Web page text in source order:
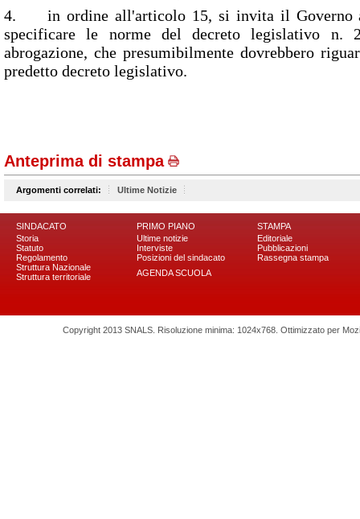
4. in ordine all'articolo 15, si invita il Governo
specificare le norme del decreto legislativo n.
abrogazione, che presumibilmente dovrebbero
predetto decreto legislativo.
Anteprima di stampa
Argomenti correlati: Ultime Notizie
SINDACATO
Storia
Statuto
Regolamento
Struttura Nazionale
Struttura territoriale
PRIMO PIANO
Ultime notizie
Interviste
Posizioni del sindacato
AGENDA SCUOLA
STAMPA
Editoriale
Pubblicazioni
Rassegna stampa
Copyright 2013 SNALS. Risoluzione minima: 1024x768. Ottimizzato per